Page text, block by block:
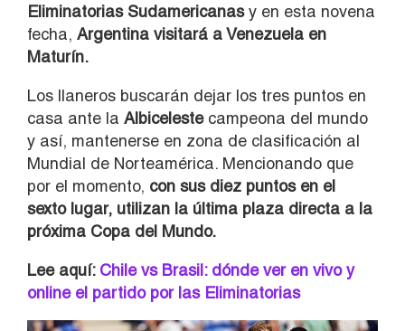
Eliminatorias Sudamericanasy en esta novena
fecha, Argentina visitará a Venezuela en
Maturín.
Los llaneros buscarán dejar los tres puntos en
casa ante la Albicelestecampeona del mundo
y así, mantenerse en zona de clasificación al
Mundial de Norteamérica. Mencionando que
por el momento, con sus diez puntos en el
sexto lugar, utilizan la última plaza directa a la
próxima Copa del Mundo.
Lee aquí: Chile vs Brasil: dónde ver en vivo y
online el partido por las Eliminatorias